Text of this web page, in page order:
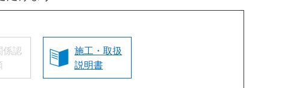
係認
施工・取扱
説明書